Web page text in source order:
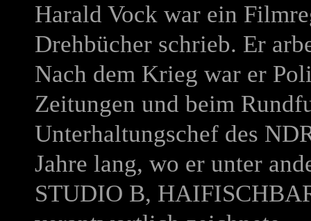
Harald Vock war ein
Drehbücher schrieb. Er
Nach dem Krieg war er
Zeitungen und beim
Unterhaltungschef des
Jahre lang, wo er unter
STUDIO B,